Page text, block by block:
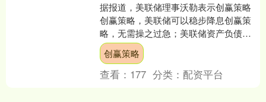
据报道，美联储理事沃勒表示创赢策略
创赢策略，美联储可以稳步降息创赢策
略，无需操之过急；美联储资产负债表
目前处于我们想要的水平；预计今年
GDP增长约1.6%。 举....
创赢策略
查看： 177 分类： 配资平台